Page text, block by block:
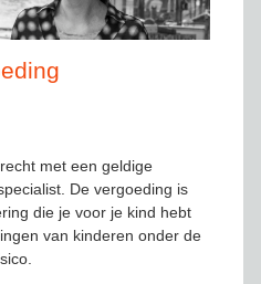
met een geldige
De vergoeding is
die je voor je kind hebt
van kinderen onder de